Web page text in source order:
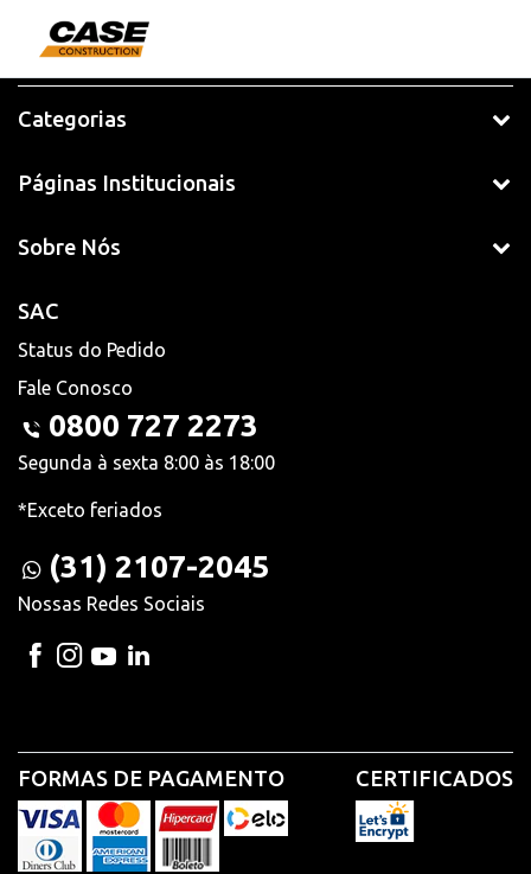
Categorias
Páginas Institucionais
Sobre Nós
SAC
Status do Pedido
Fale Conosco
0800 727 2273
Segunda à sexta 8:00 às 18:00
*Exceto feriados
(31) 2107-2045
Nossas Redes Sociais
FORMAS DE PAGAMENTO CERTIFICADOS